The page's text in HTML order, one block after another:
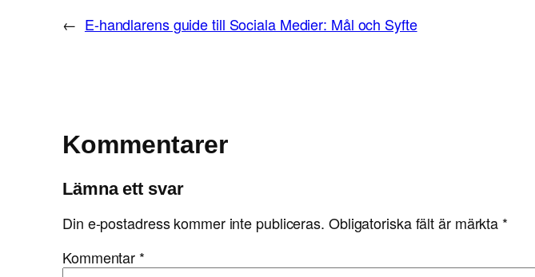
← E-handlarens guide till Sociala Medier: Mål och Syfte
Kommentarer
Lämna ett svar
Din e-postadress kommer inte publiceras. Obligatoriska fält är märkta *
Kommentar *